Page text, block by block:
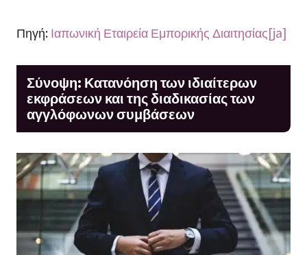
Πηγή:Ιαπωνική Εταιρεία Εμπορικής Διαιτησίας[ja]
Σύνοψη: Κατανόηση των ιδιαίτερων
εκφράσεων και της διαδικασίας των
αγγλόφωνων συμβάσεων